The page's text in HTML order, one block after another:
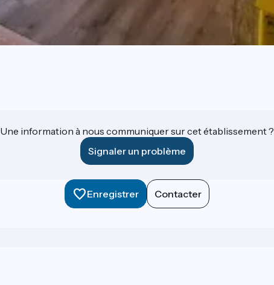
Une information à nous communiquer sur cet établissement ?
Signaler un problème
Enregistrer Contacter